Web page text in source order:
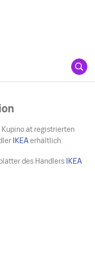
Kupino.at registrierten
IKEAerhältlich.
des Händlers IKEA